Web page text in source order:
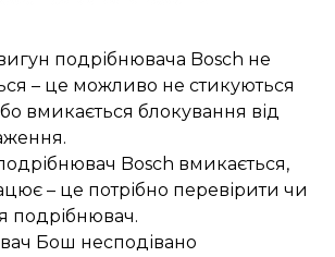
подрібнювача Bosch не
– це можливо не стикуються
вмикається блокування від
Bosch вмикається,
– це потрібно перевірити чи
подрібнювач.
Бош несподівано